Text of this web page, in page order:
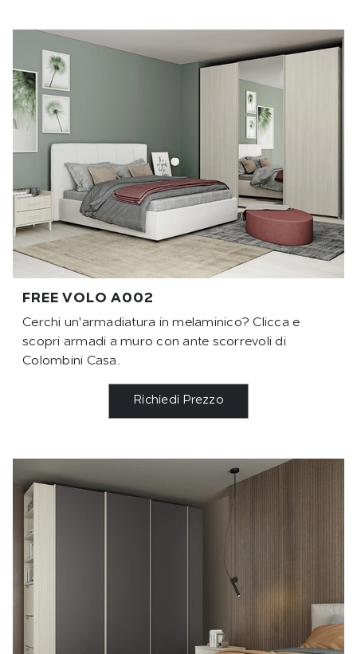
FREE VOLO A002
Cerchi un'armadiatura in melaminico? Clicca e
scopri armadi a muro con ante scorrevoli di
Colombini Casa.
Richiedi Prezzo